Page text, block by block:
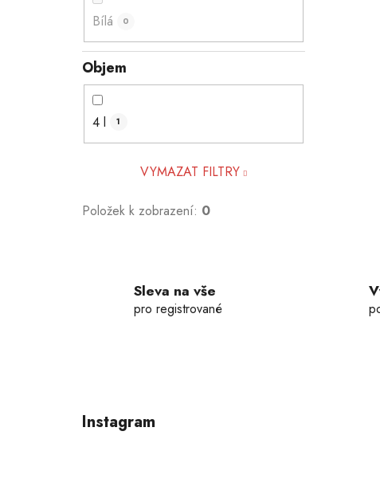
Bílá 0
Objem
4 l 1
VYMAZAT FILTRY
Položek k zobrazení: 0
Sleva na vše
pro registrované
Instagram